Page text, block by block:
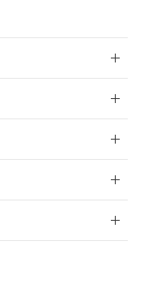
ている法人を
有を証明す
を証明する
の期間は出
とから備考
がない限
ておりま